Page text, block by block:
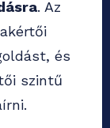
. Az
és
szintű